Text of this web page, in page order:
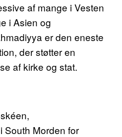
af mange i Vesten
i Asien og
er den eneste
der støtter en
af kirke og stat.
South Morden for